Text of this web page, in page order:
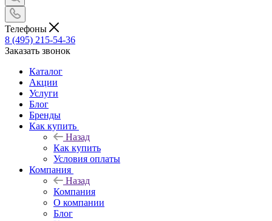
Телефоны
8 (495) 215-54-36
Заказать звонок
Каталог
Акции
Услуги
Блог
Бренды
Как купить
Назад
Как купить
Условия оплаты
Компания
Назад
Компания
О компании
Блог